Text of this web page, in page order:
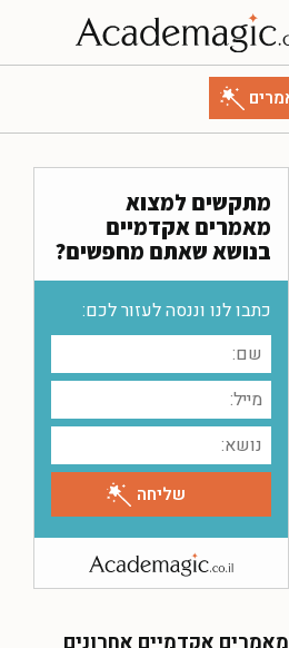
מתקשים למצוא
מאמרים אקדמיים
בנושא שאתם מחפשים?
כתבו לנו וננסה לעזור לכם: